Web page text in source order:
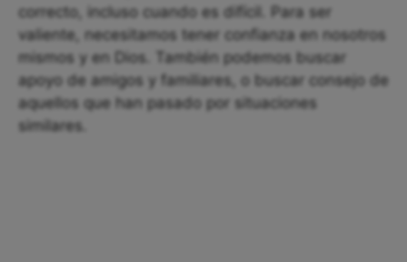
correcto, incluso cuando es difícil. Para ser
valiente, necesitamos tener confianza en nosotros
mismos y en Dios. También podemos buscar
apoyo de amigos y familiares, o buscar consejo de
aquellos que han pasado por situaciones
similares.